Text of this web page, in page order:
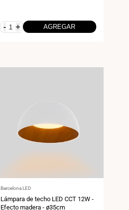
- + AGREGAR
Proveedor:
Barcelona LED
Lámpara de techo LED CCT 12W -
Efecto madera - ø35cm